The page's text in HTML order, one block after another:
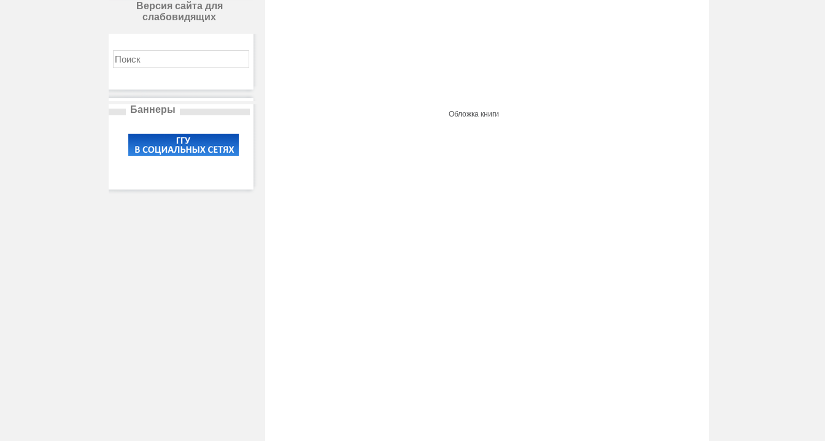
Версия сайта для
слабовидящих
Баннеры Обложка книги